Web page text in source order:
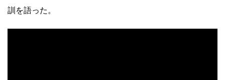
訓を語った。